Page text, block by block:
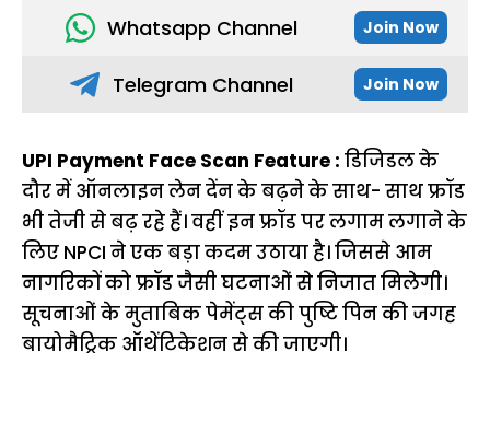
Whatsapp Channel Join Now
Telegram Channel Join Now
UPI Payment Face Scan Feature : डिजिडल के
दौर में ऑनलाइन लेन देंन के बढ़ने के साथ- साथ फ्रॉड
भी तेजी से बढ़ रहे हैं। वहीं इन फ्रॉड पर लगाम लगाने के
लिए NPCI ने एक बड़ा कदम उठाया है। जिससे आम
नागरिकों को फ्रॉड जैसी घटनाओं से निजात मिलेगी।
सूचनाओं के मुताबिक पेमेंट्स की पुष्टि पिन की जगह
बायोमैट्रिक ऑथेंटिकेशन से की जाएगी।